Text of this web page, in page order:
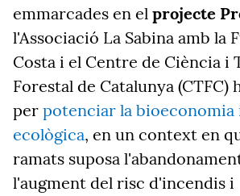
emmarcades en el projecte
l'Associació La Sabina amb la
Costa i el Centre de Ciència i
Forestal de Catalunya (CTFC)
per potenciar la bioeconomia
ecològica, en un context en
ramats suposa
l'augment del risc d'incendis i